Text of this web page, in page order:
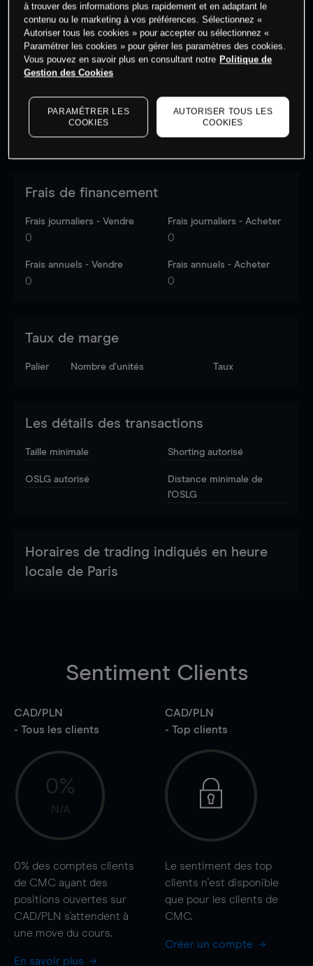
Les prix sont indicatifs.Connectez-vouspour voir les
dernières données du marché.
Log in
to see latest
Frais de financement
Frais journaliers - Vendre
0
Frais journaliers - Acheter
0
Frais annuels - Vendre
0
Frais annuels - Acheter
0
Taux de marge
Palier Nombre d’unités Taux
Les détails des transactions
Taille minimale Shorting autorisé
OSLG autorisé
Distance minimale de
l'OSLG
Horaires de trading indiqués en heure
locale de Paris
Sentiment Clients
CAD/PLN
- Tous les clients
0%
N/A
0% des comptes clients
de CMC ayant des
positions ouvertes sur
CAD/PLN s'attendent à
une move du cours.
En savoir plus
CAD/PLN
- Top clients
Le sentiment des top
clients n'est disponible
que pour les clients de
CMC.
Créer un compte
à trouver des informations plus rapidement et en adaptant le
contenu ou le marketing à vos préférences. Sélectionnez «
Autoriser tous les cookies » pour accepter ou sélectionnez «
Paramétrer les cookies » pour gérer les paramètres des cookies.
Vous pouvez en savoir plus en consultant notre Politique de
Gestion des Cookies
PARAMÉTRER LES
COOKIES
AUTORISER TOUS LES
COOKIES